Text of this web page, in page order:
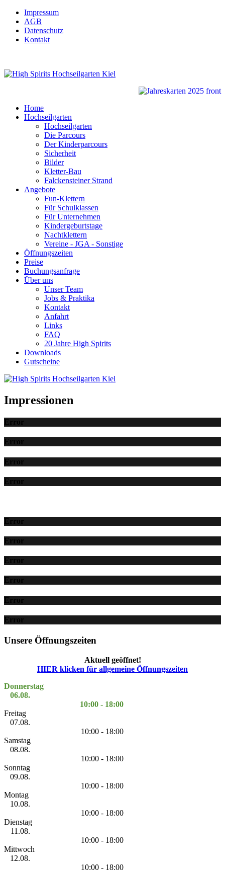
Impressum
AGB
Datenschutz
Kontakt
Home
Hochseilgarten
Hochseilgarten
Die Parcours
Der Kinderparcours
Sicherheit
Bilder
Kletter-Bau
Falckensteiner Strand
Angebote
Fun-Klettern
Für Schulklassen
Für Unternehmen
Kindergeburtstage
Nachtklettern
Vereine - JGA - Sonstige
Öffnungszeiten
Preise
Buchungsanfrage
Über uns
Unser Team
Jobs & Praktika
Kontakt
Anfahrt
Links
FAQ
20 Jahre High Spirits
Downloads
Gutscheine
Impressionen
Error
Error
Error
Error
Error
Error
Error
Error
Error
Error
Unsere Öffnungszeiten
Aktuell geöffnet!
HIER klicken für allgemeine Öffnungszeiten
Donnerstag
06.08.
10:00 - 18:00
Freitag
07.08.
10:00 - 18:00
Samstag
08.08.
10:00 - 18:00
Sonntag
09.08.
10:00 - 18:00
Montag
10.08.
10:00 - 18:00
Dienstag
11.08.
10:00 - 18:00
Mittwoch
12.08.
10:00 - 18:00